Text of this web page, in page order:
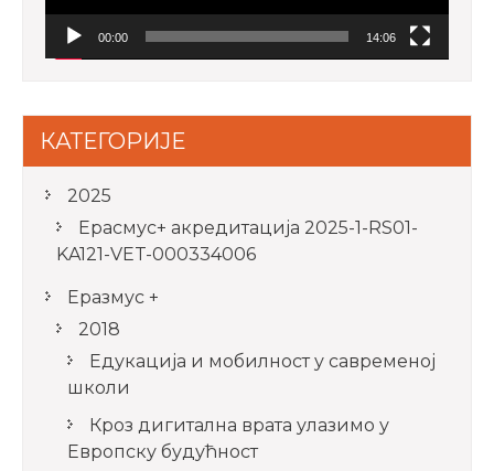
00:00 14:06
КАТЕГОРИЈЕ
2025
Ерасмус+ акредитацијa 2025-1-RS01-
KA121-VET-000334006
Еразмус +
2018
Едукација и мобилност у савременој
школи
Кроз дигитална врата улазимо у
Европску будућност